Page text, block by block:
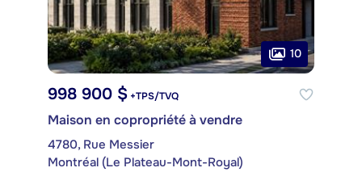
10
998 900 $ +TPS/TVQ
Maison en copropriété à vendre
4780, Rue Messier
Montréal (Le Plateau-Mont-Royal)